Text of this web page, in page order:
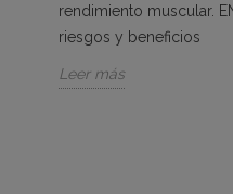
rendimiento muscular.
riesgos y beneficios
Leer más